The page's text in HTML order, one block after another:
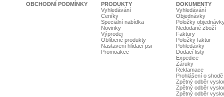
OBCHODNÍ PODMÍNKY
PRODUKTY
Vyhledávání
Ceníky
Speciální nabídka
Novinky
Výprodej
Oblíbené produkty
Nastavení hlídací psi
Promoakce
DOKUMENTY
Vyhledávání
Objednávky
Položky
Nedodané zboží
Faktury
Položky faktur
Pohledávky
Dodací listy
Expedice
Záruky
Reklamace
Prohlášení o shodě
Zpětný odběr
Zpětný odběr
Zpětný odběr